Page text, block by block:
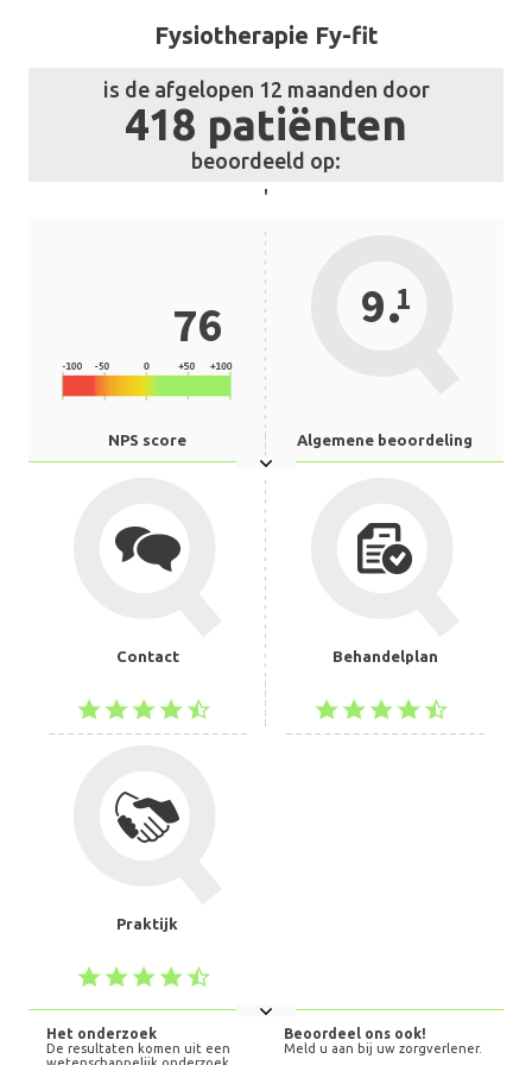
Fysiotherapie Fy-fit
is de afgelopen 12 maanden door
418 patiënten
beoordeeld op:
'
76
NPS score
9.1
Algemene beoordeling
Contact Behandelplan
Praktijk
Het onderzoek
De resultaten komen uit een
Beoordeel ons ook!
Meld u aan bij uw zorgverlener.